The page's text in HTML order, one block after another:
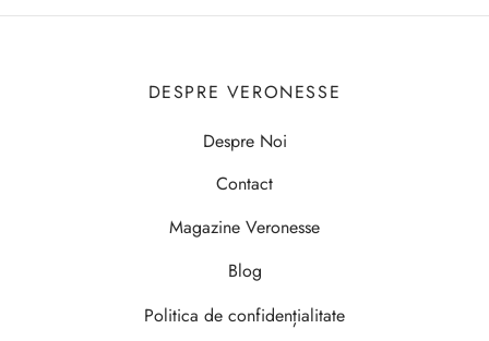
DESPRE VERONESSE
Despre Noi
Contact
Magazine Veronesse
Blog
Politica de confidențialitate